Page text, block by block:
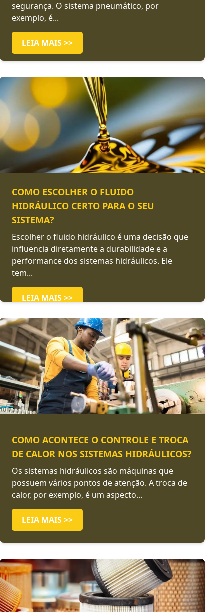
segurança. O sistema pneumático, por
exemplo, é...
LEIA MAIS >>
COMO ESCOLHER O FLUIDO
HIDRÁULICO CERTO PARA O SEU
SISTEMA?
Escolher o fluido hidráulico é uma decisão que
influencia diretamente a durabilidade e a
performance dos sistemas hidráulicos. Ele
tem...
LEIA MAIS >>
COMO ACONTECE O CONTROLE E TROCA
DE CALOR NOS SISTEMAS HIDRÁULICOS?
Os sistemas hidráulicos são máquinas que
possuem vários pontos de atenção. A troca de
calor, por exemplo, é um aspecto...
LEIA MAIS >>